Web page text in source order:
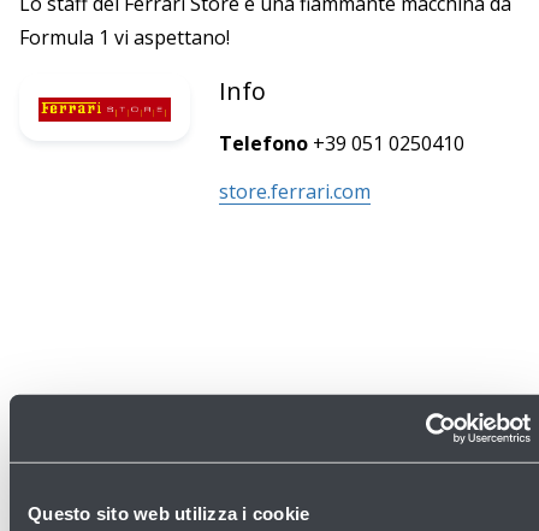
Questo sito web utilizza i cookie
Formula 1 vi aspettano!
Info
Telefono +39 051 0250410
store.ferrari.com